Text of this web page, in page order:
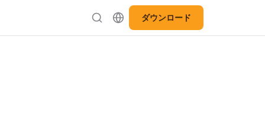
ダウンロード